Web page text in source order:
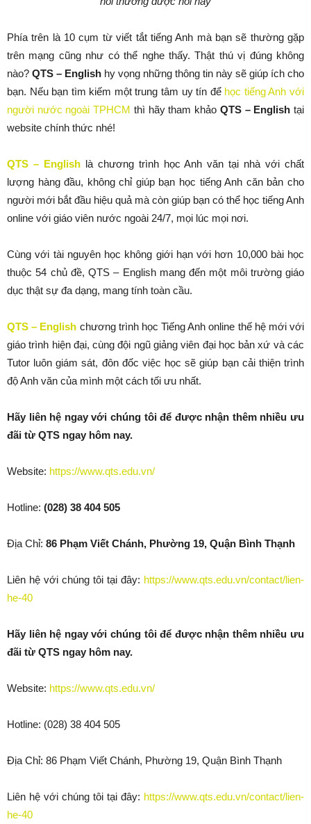
Phía trên là 10 cụm từ viết tắt tiếng Anh mà bạn sẽ thường gặp
trên mạng cũng như có thể nghe thấy. Thật thú vị đúng không
nào? QTS – English hy vọng những thông tin này sẽ giúp ích cho
bạn. Nếu bạn tìm kiếm một trung tâm uy tín để học tiếng Anh với
người nước ngoài TPHCM thì hãy tham khảo QTS – English tại
website chính thức nhé!
QTS – Englishlà chương trình học Anh văn tại nhà với chất
lượng hàng đầu, không chỉ giúp bạn học tiếng Anh căn bản cho
người mới bắt đầu hiệu quả mà còn giúp bạn có thể học tiếng Anh
online với giáo viên nước ngoài 24/7, mọi lúc mọi nơi.
Cùng với tài nguyên học không giới hạn với hơn 10,000 bài học
thuộc 54 chủ đề, QTS – English mang đến một môi trường giáo
dục thật sự đa dạng, mang tính toàn cầu.
QTS – English chương trình học Tiếng Anh online thế hệ mới với
giáo trình hiện đại, cùng đội ngũ giảng viên đại học bản xứ và các
Tutor luôn giám sát, đôn đốc việc học sẽ giúp bạn cải thiện trình
độ Anh văn của mình một cách tối ưu nhất.
Hãy liên hệ ngay với chúng tôi để được nhận thêm nhiều ưu
đãi từ QTS ngay hôm nay.
Website: https://www.qts.edu.vn/
Hotline: (028) 38 404 505
Địa Chỉ: 86 Phạm Viết Chánh, Phường 19, Quận Bình Thạnh
Liên hệ với chúng tôi tại đây: https://www.qts.edu.vn/contact/lien-
he-40
Hãy liên hệ ngay với chúng tôi để được nhận thêm nhiều ưu
đãi từ QTS ngay hôm nay.
Website: https://www.qts.edu.vn/
Hotline: (028) 38 404 505
Địa Chỉ: 86 Phạm Viết Chánh, Phường 19, Quận Bình Thạnh
Liên hệ với chúng tôi tại đây: https://www.qts.edu.vn/contact/lien-
he-40